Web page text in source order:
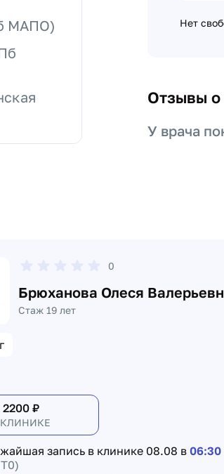
МАПО)
Нет
Отзывы о
У врача
0
Брюханова Олеся
Стаж 19 лет
2200₽
запись в клинике 08.08 в 06:30